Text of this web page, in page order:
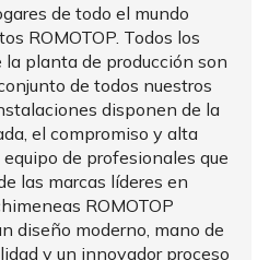
de todo el mundo
ROMOTOP. Todos los
la planta de producción son
de todos nuestros
disponen de la
el compromiso y alta
de profesionales que
las marcas líderes en
ROMOTOP
diseño moderno, mano de
y un innovador proceso